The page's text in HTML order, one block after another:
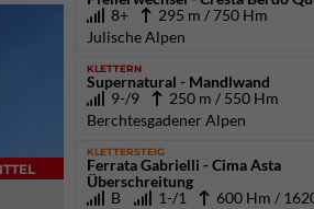
8+
295 m / 750 Hm
Julische Alpen
KLETTERN
Supernatural - Mandlwand
9-/9
250 m / 550 Hm
Berchtesgadener Alpen
KLETTERSTEIG
Ferrata Gabrielli - Cima Asta
Überschreitung
B
1-/1 600 Hm /